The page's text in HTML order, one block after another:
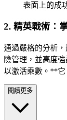
表面上的成
2. 精英戰術：
通過嚴格的分析
險管理，並高度
以激活乘數。**它
閱讀更多